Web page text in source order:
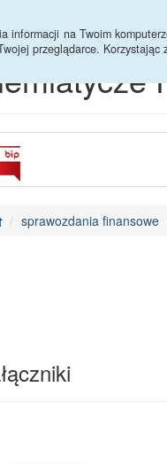
informacji na Twoim
przeglądarce.
sprawozdania finansowe